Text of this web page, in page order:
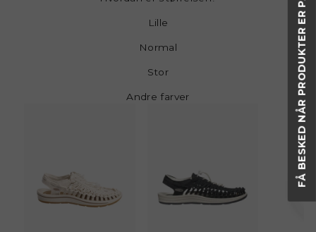
Lille
Normal
Stor
Andre farver FÅ BESKED NÅR PRODUKTER ER PÅ LAGER IGEN